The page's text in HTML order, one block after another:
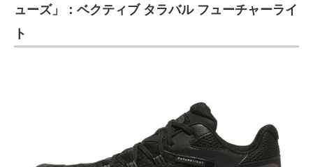
ューズ」：ベクティブ タラバル フューチャーライ
ト